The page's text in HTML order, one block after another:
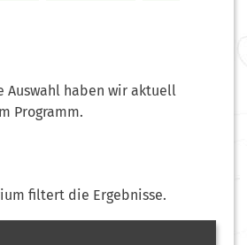
Auswahl haben wir aktuell
Programm.
filtert die Ergebnisse.